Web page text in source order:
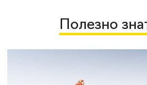
Полезно